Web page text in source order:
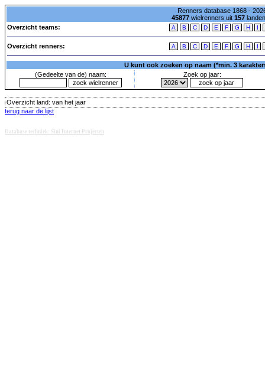
Renners database 1868 -
45877wielrenners uit 157
Overzicht teams:
A B C D E F G H I
Overzicht renners: A B C D E F G H I
U kunt ook zoeken op naam (*min. 3
(Gedeelte van de) naam:
Zoek op jaar:
Overzicht land: van het jaar
terug naar de lijst
Database techniek: Sini Internet Projecten